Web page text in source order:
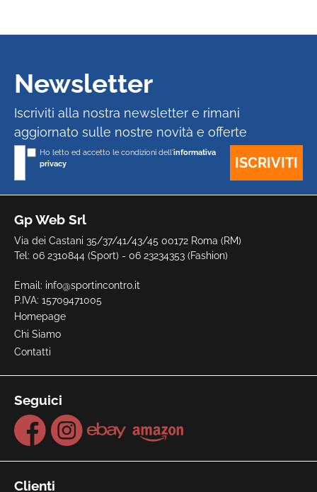
Gp Web Srl
Via dei Castani 35/37/41/43/45 00172 Roma (RM)
Tel: 06 2310844 (Sport) - 06 23234353 (Fashion)
Email: info@sportincontro.it
P.IVA: 15709471005
Homepage
Chi Siamo
Contatti
Seguici
Clienti
Newsletter
Iscriviti alla nostra newsletter e rimani
aggiornato sulle nostre novità e offerte
Ho letto ed accetto le condizioni dell'informativa
privacy